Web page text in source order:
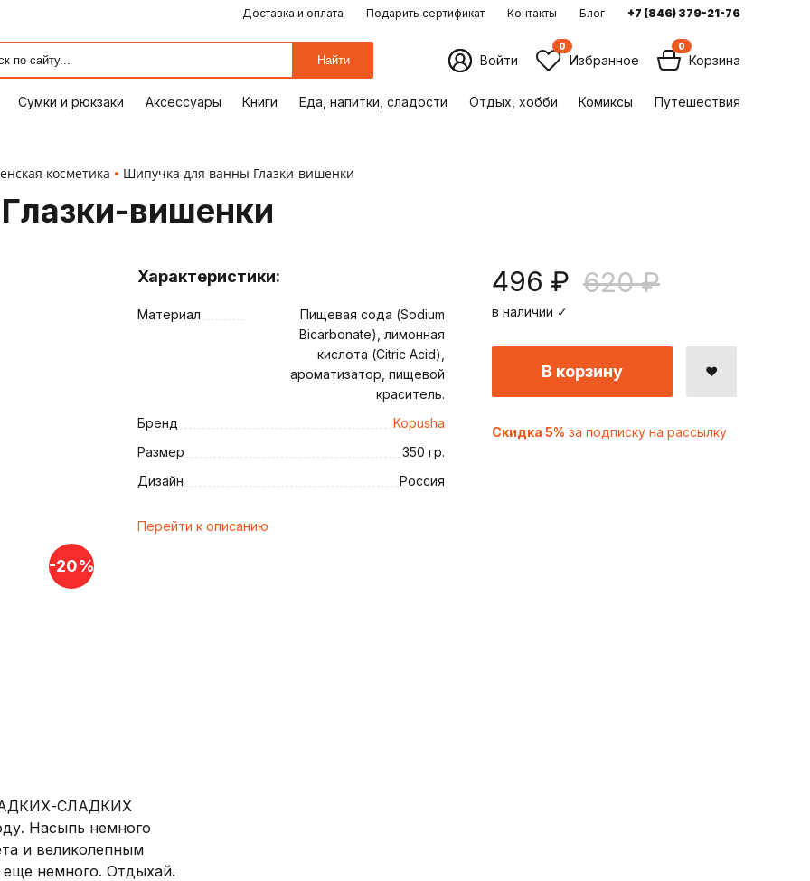
Доставка и оплата Подарить сертификат Контакты Блог +7 (846) 379-21-76
Найти Войти
0
Избранное
0
Корзина
Сумки и рюкзаки Аксессуары Книги Еда, напитки, сладости Отдых, хобби Комиксы Путешествия
ПОДАРКИ
СУМКИ И РЮКЗАКИ
АКСЕССУАРЫ
ЕДА, НАПИТКИ, СЛАДОСТИ
ОТДЫХ, ХОББИ
КОМИКСЫ
ПУТЕШЕСТВИЯ
косметика Шипучка для ванны Глазки-вишенки
вишенки
-20%
Характеристики:
Материал
Пищевая сода (Sodium
Bicarbonate), лимонная
кислота (Citric Acid),
ароматизатор, пищевой
краситель.
Бренд
Kopusha
Размер
350 гр.
Дизайн
Россия
Перейти к описанию
496 ₽ 620 ₽
в наличии ✓
В корзину
Скидка 5% за подписку на рассылку
СЛАДКИХ
Насыпь немного
и великолепным
немного. Отдыхай.